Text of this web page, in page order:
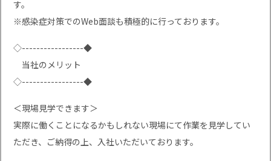
す。
※感染症対策でのWeb面談も積極的に行っております。
◇-----------------◆
当社のメリット
◇-----------------◆
＜現場見学できます＞
実際に働くことになるかもしれない現場にて作業を見学してい
ただき、ご納得の上、入社いただいております。